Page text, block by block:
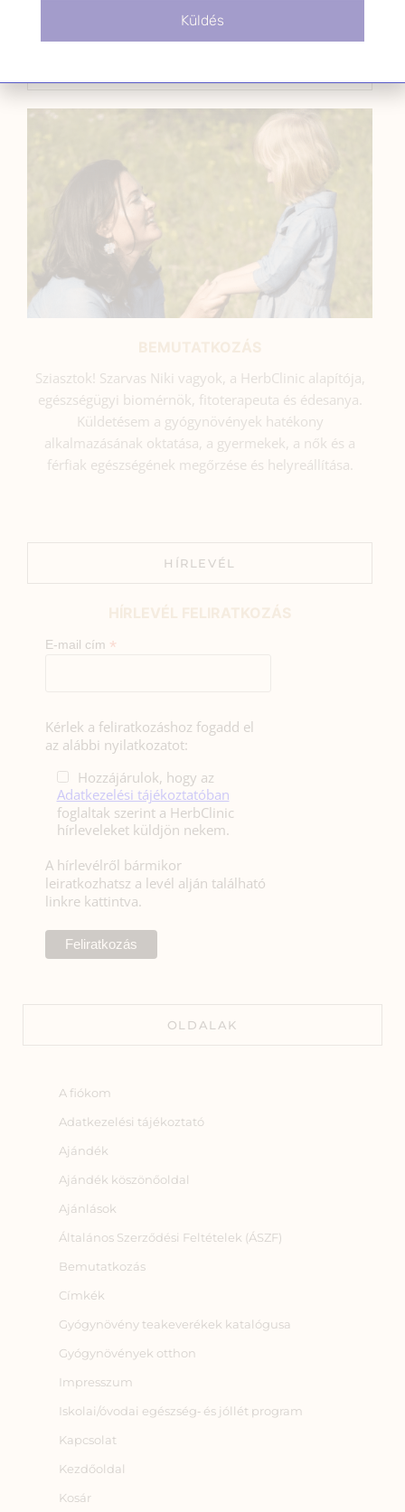
Sziasztok! Szarvas Niki vagyok, a HerbClinic alapítója,
egészségügyi biomérnök, fitoterapeuta és édesanya.
Küldetésem a gyógynövények hatékony
alkalmazásának oktatása, a gyermekek, a nők és a
férfiak egészségének megőrzése és helyreállítása.
HÍRLEVÉL
E-mail cím *
Kérlek a feliratkozáshoz fogadd el
az alábbi nyilatkozatot:
Hozzájárulok, hogy az
Adatkezelési tájékoztatóban
foglaltak szerint a HerbClinic
hírleveleket küldjön nekem.
A hírlevélről bármikor
leiratkozhatsz a levél alján található
linkre kattintva.
OLDALAK
A fiókom
Adatkezelési tájékoztató
Ajándék
Ajándék köszönőoldal
Ajánlások
Általános Szerződési Feltételek (ÁSZF)
Bemutatkozás
Címkék
Gyógynövény teakeverékek katalógusa
Gyógynövények otthon
Impresszum
Iskolai/óvodai egészség‑ és jóllét program
Kapcsolat
Kezdőoldal
Kosár
Küldés